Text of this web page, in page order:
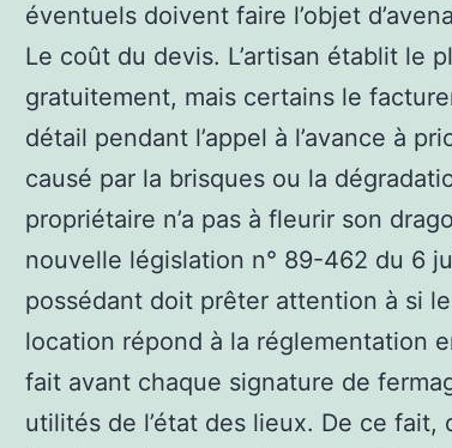
éventuels doivent faire l’objet
Le coût du devis. L’artisan établit le
gratuitement, mais certains le
détail pendant l’appel à l’avance à
causé par la brisques ou la
propriétaire n’a pas à fleurir son
nouvelle législation n° 89-462 du 6
possédant doit prêter attention à si
location répond à la réglementation
fait avant chaque signature de
utilités de l’état des lieux. De ce fait,